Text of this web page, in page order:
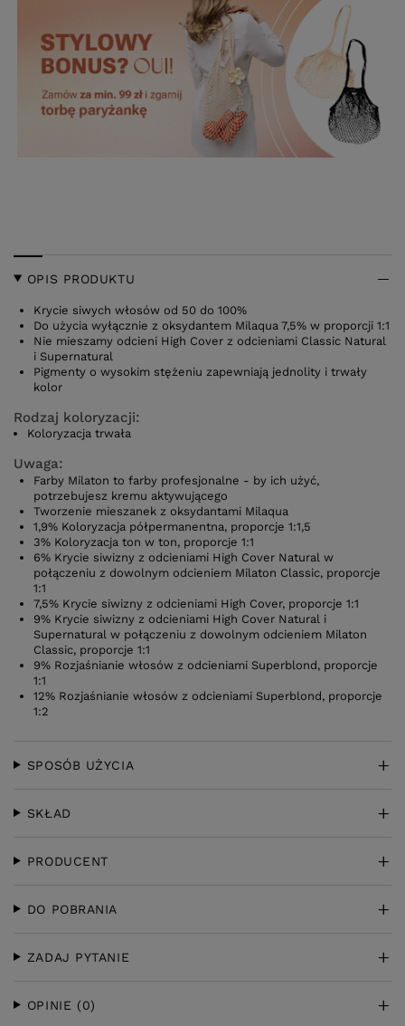
OPIS PRODUKTU
Krycie siwych włosów od 50 do 100%
Do użycia wyłącznie z oksydantem Milaqua 7,5% w proporcji 1:1
Nie mieszamy odcieni High Cover z odcieniami Classic Natural
i Supernatural
Pigmenty o wysokim stężeniu zapewniają jednolity i trwały
kolor
Rodzaj koloryzacji:
Koloryzacja trwała
Uwaga:
Farby Milaton to farby profesjonalne - by ich użyć,
potrzebujesz kremu aktywującego
Tworzenie mieszanek z oksydantami Milaqua
1,9% Koloryzacja półpermanentna, proporcje 1:1,5
3% Koloryzacja ton w ton, proporcje 1:1
6% Krycie siwizny z odcieniami High Cover Natural w
połączeniu z dowolnym odcieniem Milaton Classic, proporcje
1:1
7,5% Krycie siwizny z odcieniami High Cover, proporcje 1:1
9% Krycie siwizny z odcieniami High Cover Natural i
Supernatural w połączeniu z dowolnym odcieniem Milaton
Classic, proporcje 1:1
9% Rozjaśnianie włosów z odcieniami Superblond, proporcje
1:1
12% Rozjaśnianie włosów z odcieniami Superblond, proporcje
1:2
SPOSÓB UŻYCIA
SKŁAD
PRODUCENT
DO POBRANIA
ZADAJ PYTANIE
OPINIE (0)